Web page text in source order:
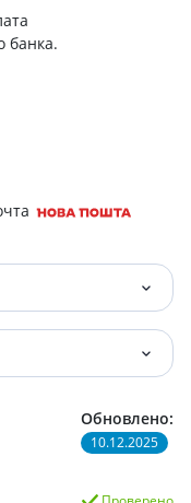
43 грн.
43 грн.
45.10 грн.
45.10 грн.
банка.
Обновлено:
10.12.2025